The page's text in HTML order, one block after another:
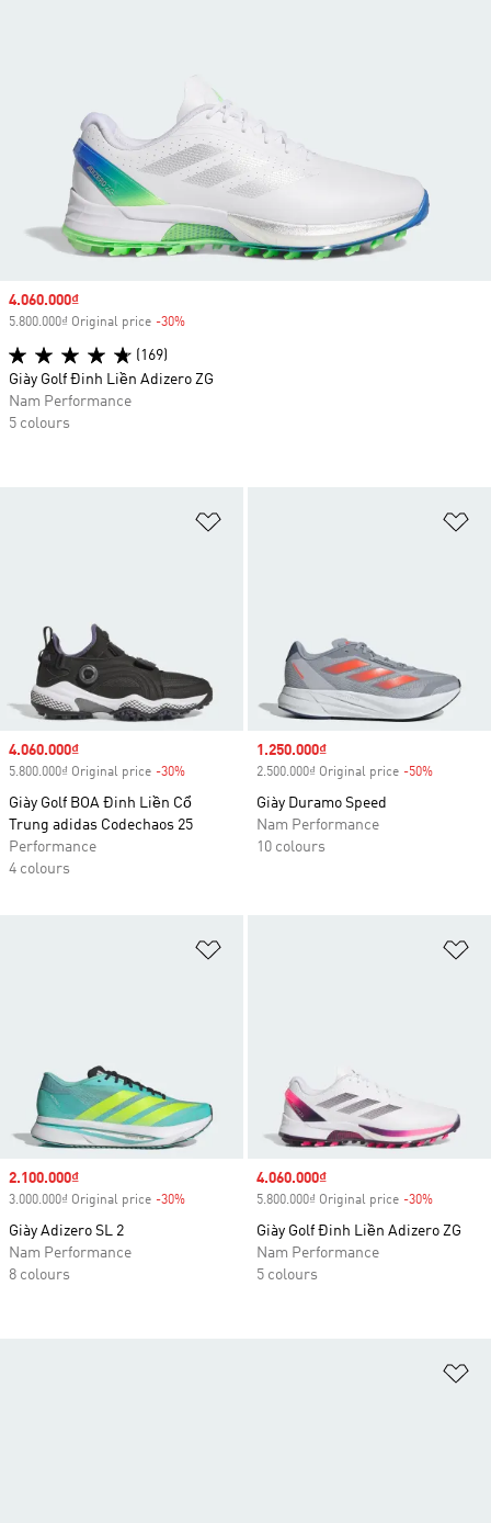
Sale price
4.060.000₫
5.800.000₫ Original price -30%
Giày Golf BOA Đinh Liền Cổ
Trung adidas Codechaos 25
Performance
4 colours
Sale price
1.250.000₫
2.500.000₫ Original price -50%
Giày Duramo Speed
Nam Performance
10 colours
Sale price
2.100.000₫
3.000.000₫ Original price -30%
Giày Adizero SL 2
Nam Performance
8 colours
Sale price
4.060.000₫
5.800.000₫ Original price -30%
Giày Golf Đinh Liền Adizero ZG
Nam Performance
5 colours
Sale price
4.060.000₫
5.800.000₫ Original price -30%
(169)
Giày Golf Đinh Liền Adizero ZG
Nam Performance
5 colours